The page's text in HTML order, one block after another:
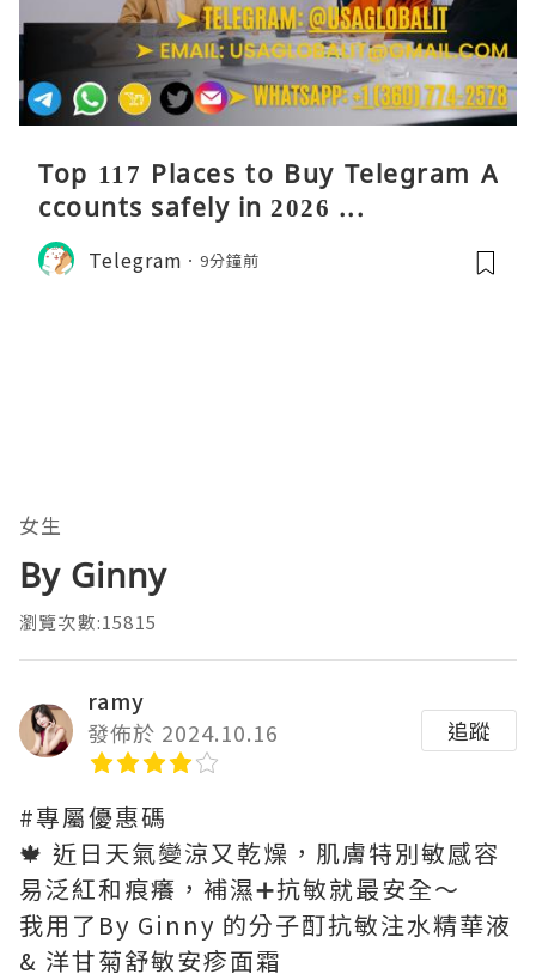
Top 117 Places to Buy Telegram A
ccounts safely in 2026 ...
Telegram 9分鐘前
女生
By Ginny
瀏覽次數:15815
ramy
發佈於 2024.10.16
追蹤
#專屬優惠碼
🍁 近日天氣變涼又乾燥，肌膚特別敏感容
易泛紅和痕癢，補濕➕抗敏就最安全～
我用了By Ginny 的分子酊抗敏注水精華液
& 洋甘菊舒敏安疹面霜